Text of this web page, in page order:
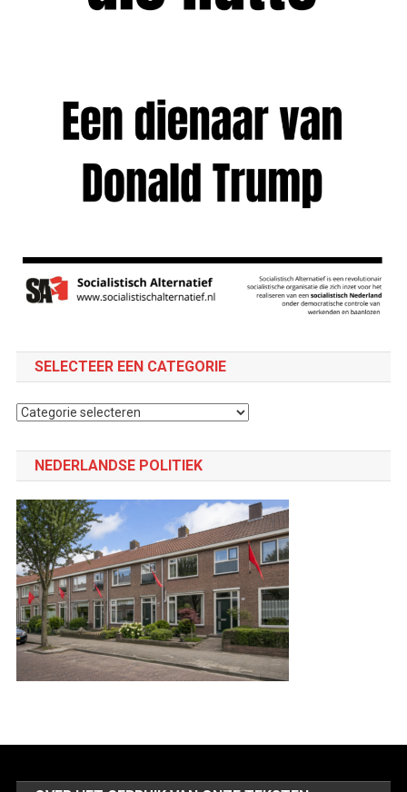
SELECTEER EEN CATEGORIE
Selecteer
categorie
NEDERLANDSE POLITIEK